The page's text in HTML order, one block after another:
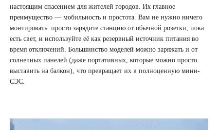
настоящим спасением для жителей городов. Их главное
преимущество — мобильность и простота. Вам не нужно ничего
монтировать: просто зарядите станцию от обычной розетки, пока
есть свет, и используйте её как резервный источник питания во
время отключений. Большинство моделей можно заряжать и от
солнечных панелей (даже портативных, которые можно просто
выставить на балкон), что превращает их в полноценную мини-
СЭС.